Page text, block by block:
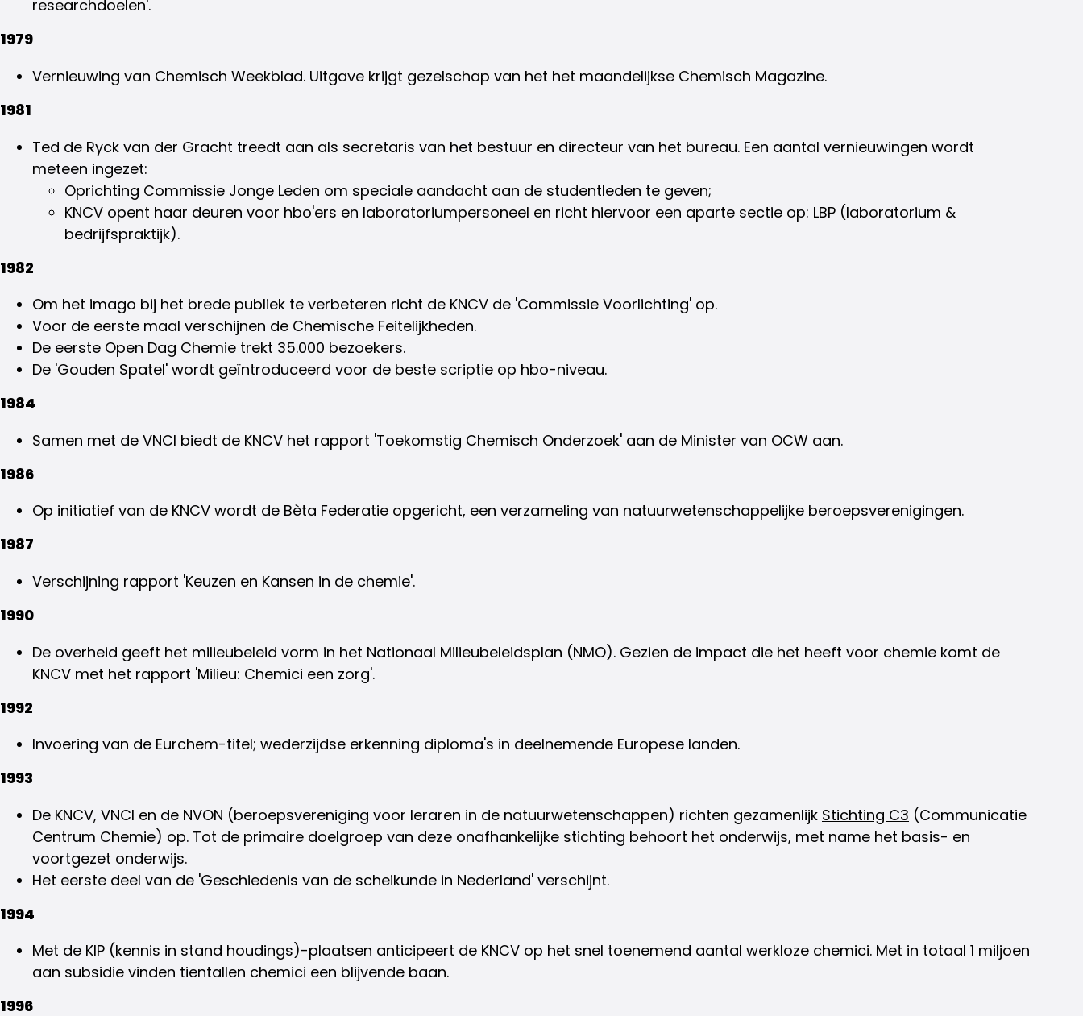
researchdoelen'.
1979
Vernieuwing van Chemisch Weekblad. Uitgave krijgt gezelschap van het het maandelijkse Chemisch Magazine.
1981
Ted de Ryck van der Gracht treedt aan als secretaris van het bestuur en directeur van het bureau. Een aantal vernieuwingen wordt
meteen ingezet:
Oprichting Commissie Jonge Leden om speciale aandacht aan de studentleden te geven;
KNCV opent haar deuren voor hbo'ers en laboratoriumpersoneel en richt hiervoor een aparte sectie op: LBP (laboratorium &
bedrijfspraktijk).
1982
Om het imago bij het brede publiek te verbeteren richt de KNCV de 'Commissie Voorlichting' op.
Voor de eerste maal verschijnen de Chemische Feitelijkheden.
De eerste Open Dag Chemie trekt 35.000 bezoekers.
De 'Gouden Spatel' wordt geïntroduceerd voor de beste scriptie op hbo-niveau.
1984
Samen met de VNCI biedt de KNCV het rapport 'Toekomstig Chemisch Onderzoek' aan de Minister van OCW aan.
1986
Op initiatief van de KNCV wordt de Bèta Federatie opgericht, een verzameling van natuurwetenschappelijke beroepsverenigingen.
1987
Verschijning rapport 'Keuzen en Kansen in de chemie'.
1990
De overheid geeft het milieubeleid vorm in het Nationaal Milieubeleidsplan (NMO). Gezien de impact die het heeft voor chemie komt de
KNCV met het rapport 'Milieu: Chemici een zorg'.
1992
Invoering van de Eurchem-titel; wederzijdse erkenning diploma's in deelnemende Europese landen.
1993
De KNCV, VNCI en de NVON (beroepsvereniging voor leraren in de natuurwetenschappen) richten gezamenlijk Stichting C3 (Communicatie
Centrum Chemie) op. Tot de primaire doelgroep van deze onafhankelijke stichting behoort het onderwijs, met name het basis- en
voortgezet onderwijs.
Het eerste deel van de 'Geschiedenis van de scheikunde in Nederland' verschijnt.
1994
Met de KIP (kennis in stand houdings)-plaatsen anticipeert de KNCV op het snel toenemend aantal werkloze chemici. Met in totaal 1 miljoen
aan subsidie vinden tientallen chemici een blijvende baan.
1996